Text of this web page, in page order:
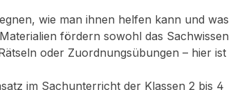
wie man ihnen helfen kann und was
fördern sowohl das Sachwissen
oder Zuordnungsübungen – hier ist
im Sachunterricht der Klassen 2 bis 4